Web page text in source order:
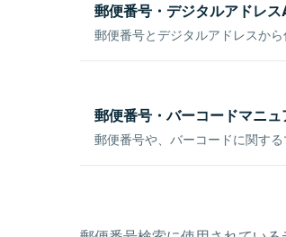
郵便番号・デジタルアドレ
郵便番号とデジタルアドレスか
郵便番号・バーコードマニュ
郵便番号や、バーコードに関す